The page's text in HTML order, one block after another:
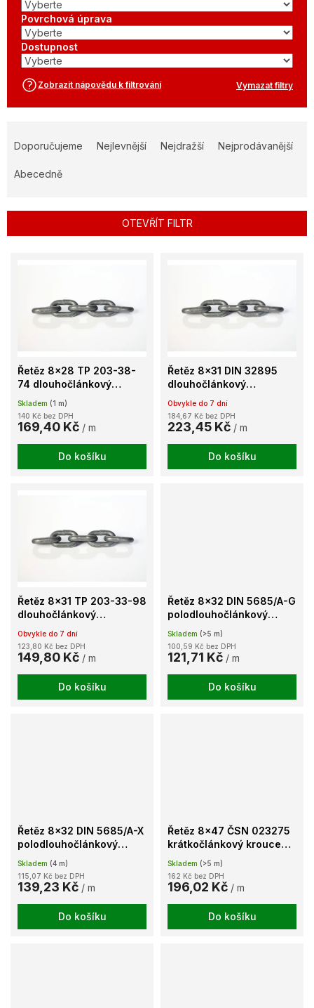
Povrchová úprava
Dostupnost
Zobrazit nápovědu k filtrování Vymazat filtry
e
r
Doporučujeme Nejlevnější Nejdražší Nejprodávanější
Abecedně
OTEVŘÍT FILTR
Řetěz 8x28 TP 203-38-
74 dlouhočlánkový
kalibrovaný jakost 40
Skladem (1 m)
140 Kč bez DPH
169,40 Kč / m
Do košíku
Řetěz 8x31 DIN 32895
dlouhočlánkový
Obvykle do 7 dní
184,67 Kč bez DPH
223,45 Kč / m
Do košíku
Řetěz 8x31 TP 203-33-98
dlouhočlánkový
Obvykle do 7 dní
123,80 Kč bez DPH
149,80 Kč / m
Do košíku
Řetěz 8x32 DIN 5685/A-G
polodlouhočlánkový
nezkoušený lesklý
Skladem (>5 m)
100,59 Kč bez DPH
121,71 Kč / m
Do košíku
Řetěz 8x32 DIN 5685/A-X
polodlouhočlánkový
Skladem (4 m)
115,07 Kč bez DPH
139,23 Kč / m
Do košíku
Řetěz 8x47 ČSN 023275
krátkočlánkový kroucený
hluboká cementace
Skladem (>5 m)
162 Kč bez DPH
196,02 Kč / m
Do košíku